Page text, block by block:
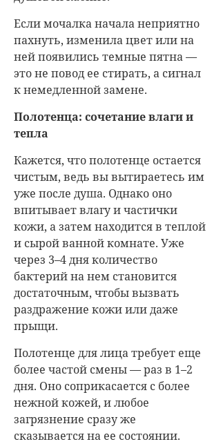
Если мочалка начала неприятно
пахнуть, изменила цвет или на
ней появились темные пятна —
это не повод ее стирать, а сигнал
к немедленной замене.
Полотенца: сочетание влаги и
тепла
Кажется, что полотенце остается
чистым, ведь вы вытираетесь им
уже после душа. Однако оно
впитывает влагу и частички
кожи, а затем находится в теплой
и сырой ванной комнате. Уже
через 3–4 дня количество
бактерий на нем становится
достаточным, чтобы вызвать
раздражение кожи или даже
прыщи.
Полотенце для лица требует еще
более частой смены — раз в 1–2
дня. Оно соприкасается с более
нежной кожей, и любое
загрязнение сразу же
сказывается на ее состоянии.